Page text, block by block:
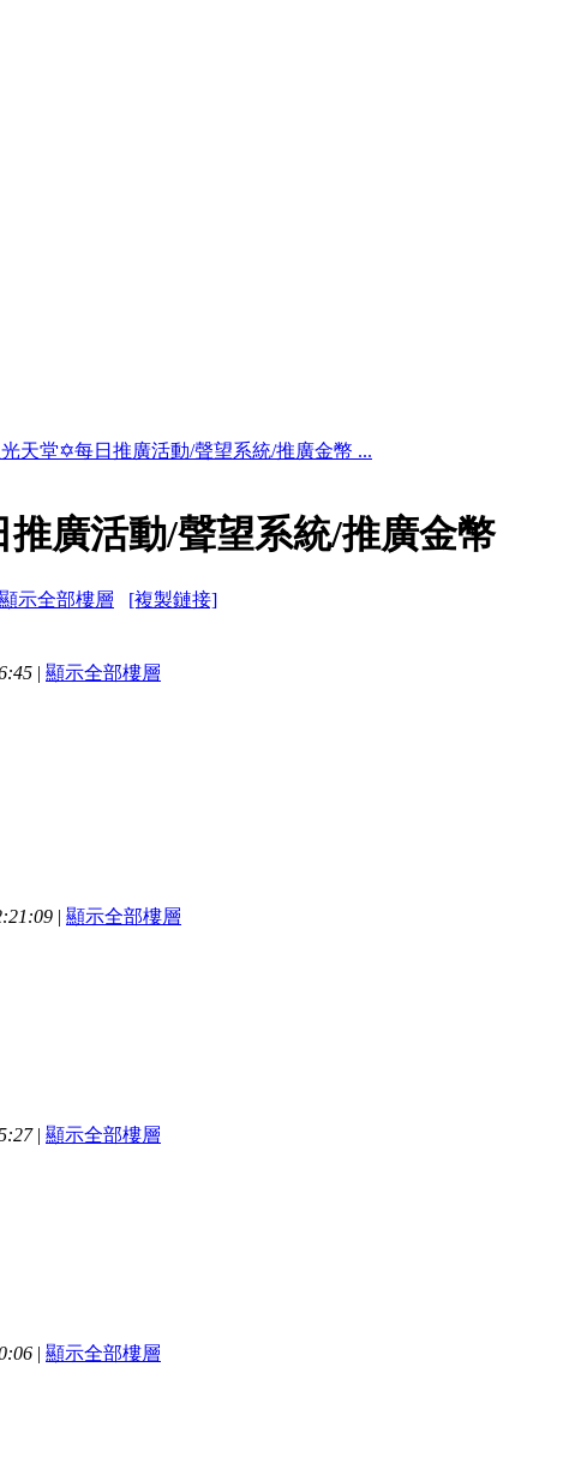
天堂✡每日推廣活動/聲望系統/推廣金幣 ...
廣活動/聲望系統/推廣金幣
顯示全部樓層
[複製鏈接]
| 顯示全部樓層
| 顯示全部樓層
| 顯示全部樓層
| 顯示全部樓層